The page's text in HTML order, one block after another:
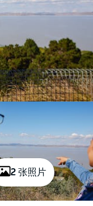
2 张照片